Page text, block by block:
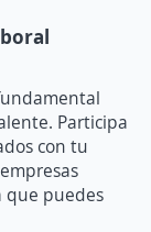
Participa
con tu
que puedes